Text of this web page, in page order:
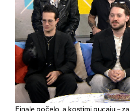
Finale počelo, a kostimi pucaju – za